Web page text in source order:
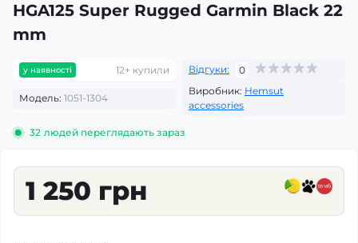
HGA125 Super Rugged Garmin Black 22
mm
у наявності 12+ купили Відгуки: 0
Модель: 1051-1304
Виробник: Hemsut
accessories
32 людей переглядають зараз
1 250 грн